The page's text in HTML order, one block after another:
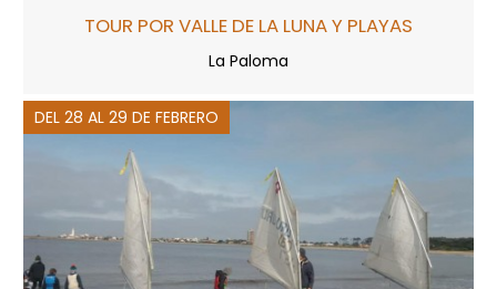
TOUR POR VALLE DE LA LUNA Y PLAYAS
La Paloma
DEL 28 AL 29 DE FEBRERO